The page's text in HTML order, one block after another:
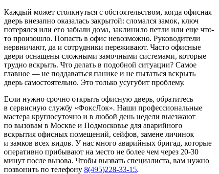
Каждый может столкнуться с обстоятельством, когда офисная
дверь внезапно оказалась закрытой: сломался замок, ключ
потерялся или его забыли дома, заклинило петли или еще что-
то произошло. Попасть в офис невозможно. Руководители
нервничают, да и сотрудники переживают. Часто офисные
двери оснащены сложными замочными системами, которые
трудно вскрыть. Что делать в подобной ситуации? Самое
главное — не поддаваться панике и не пытаться вскрыть
дверь самостоятельно. Это только усугубит проблему.
Если нужно срочно открыть офисную дверь, обратитесь
в сервисную службу «ФоксЛок». Наши профессиональные
мастера круглосуточно и в любой день недели выезжают
по вызовам в Москве и Подмосковье для аварийного
вскрытия офисных помещений, сейфов, замене личинок
и замков всех видов. У нас много аварийных бригад, которые
оперативно прибывают на место не более чем через 20-30
минут после вызова. Чтобы вызвать специалиста, вам нужно
позвонить по телефону 8(495)228-33-15.